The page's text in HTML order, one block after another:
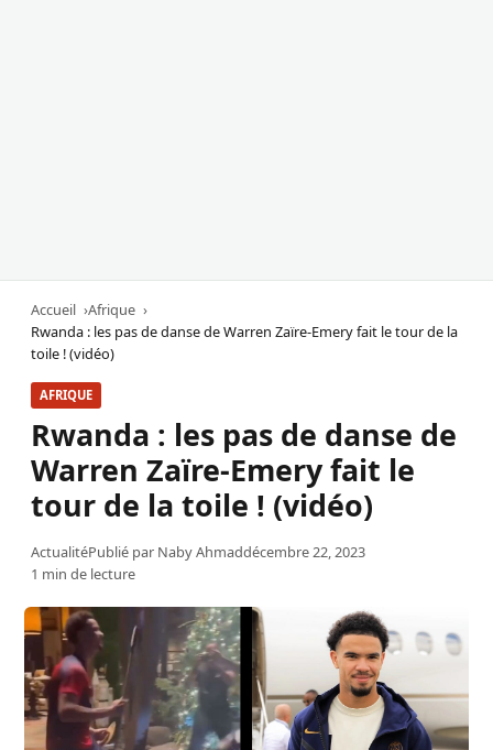
Accueil
Afrique
Rwanda : les pas de danse de Warren Zaïre-Emery fait le tour de la
toile ! (vidéo)
AFRIQUE
Rwanda : les pas de danse de
Warren Zaïre-Emery fait le
tour de la toile ! (vidéo)
ActualitéPublié par Naby Ahmaddécembre 22, 2023
1 min de lecture